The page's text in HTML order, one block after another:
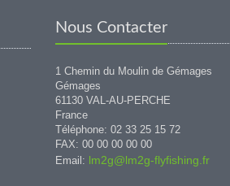
Nous Contacter
1 Chemin du Moulin de Gémages
Gémages
61130 VAL-AU-PERCHE
France
Téléphone: 02 33 25 15 72
FAX: 00 00 00 00 00
Email: lm2g@lm2g-flyfishing.fr